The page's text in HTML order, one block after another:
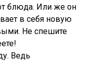
блюда. Или же он
в себя новую
Не спешите
Ведь